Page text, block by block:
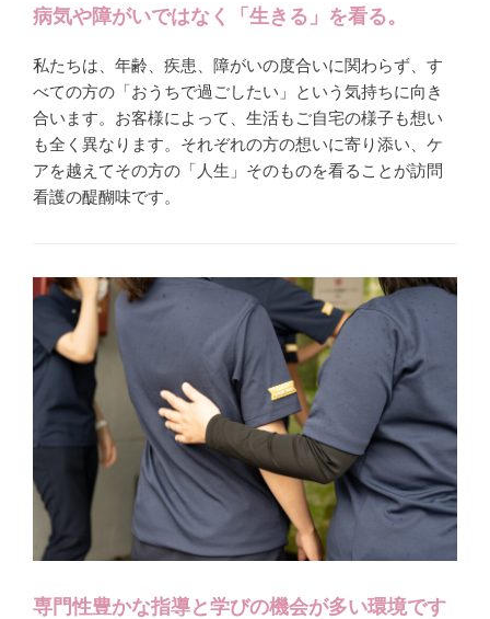
病気や障がいではなく「生きる」を看る。
私たちは、年齢、疾患、障がいの度合いに関わらず、す
べての方の「おうちで過ごしたい」という気持ちに向き
合います。お客様によって、生活もご自宅の様子も想い
も全く異なります。それぞれの方の想いに寄り添い、ケ
アを越えてその方の「人生」そのものを看ることが訪問
看護の醍醐味です。
専門性豊かな指導と学びの機会が多い環境です